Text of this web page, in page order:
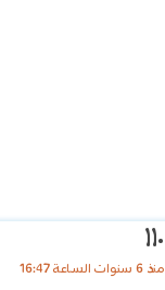
١١٠
منذ 6 سنوات الساعة 16:47